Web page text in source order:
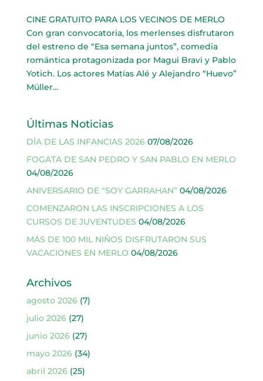
CINE GRATUITO PARA LOS VECINOS DE MERLO
Con gran convocatoria, los merlenses disfrutaron
del estreno de “Esa semana juntos”, comedia
romántica protagonizada por Magui Bravi y Pablo
Yotich. Los actores Matías Alé y Alejandro “Huevo”
Müller...
Últimas Noticias
DÍA DE LAS INFANCIAS 2026 07/08/2026
FOGATA DE SAN PEDRO Y SAN PABLO EN MERLO
04/08/2026
ANIVERSARIO DE “SOY GARRAHAN” 04/08/2026
COMENZARON LAS INSCRIPCIONES A LOS
CURSOS DE JUVENTUDES 04/08/2026
MÁS DE 100 MIL NIÑOS DISFRUTARON SUS
VACACIONES EN MERLO 04/08/2026
Archivos
agosto 2026(7)
julio 2026(27)
junio 2026(27)
mayo 2026(34)
abril 2026(25)